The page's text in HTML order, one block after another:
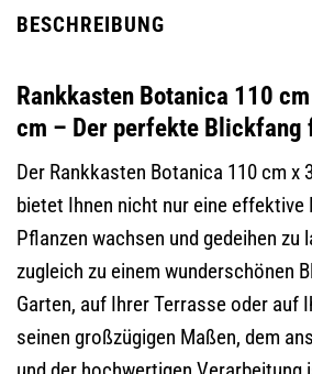
BESCHREIBUNG
Rankkasten Botanica 110
cm – Der perfekte Blickfang
Der Rankkasten Botanica 110 cm x
bietet Ihnen nicht nur eine
Pflanzen wachsen und gedeihen zu
zugleich zu einem wunderschönen
Garten, auf Ihrer Terrasse oder auf
seinen großzügigen Maßen, dem